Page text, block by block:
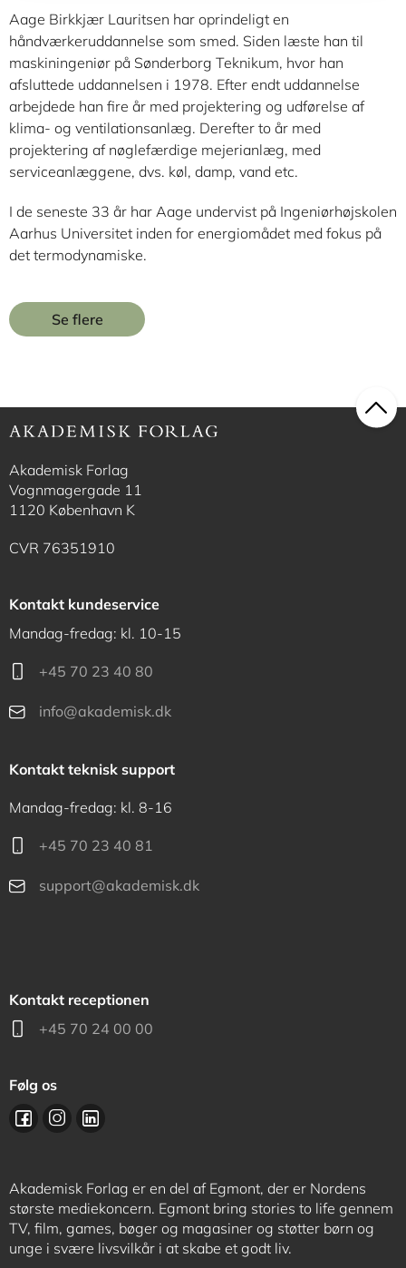
Aage Birkkjær Lauritsen har oprindeligt en
håndværkeruddannelse som smed. Siden læste han til
maskiningeniør på Sønderborg Teknikum, hvor han
afsluttede uddannelsen i 1978. Efter endt uddannelse
arbejdede han fire år med projektering og udførelse af
klima- og ventilationsanlæg. Derefter to år med
projektering af nøglefærdige mejerianlæg, med
serviceanlæggene, dvs. køl, damp, vand etc.
I de seneste 33 år har Aage undervist på Ingeniørhøjskolen
Aarhus Universitet inden for energiomådet med fokus på
det termodynamiske.
Se flere
Akademisk Forlag
Vognmagergade 11
1120 København K
CVR 76351910
Kontakt kundeservice
Mandag-fredag: kl. 10-15
+45 70 23 40 80
info@akademisk.dk
Kontakt teknisk support
Mandag-fredag: kl. 8-16
+45 70 23 40 81
support@akademisk.dk
Kontakt receptionen
+45 70 24 00 00
Følg os
Akademisk Forlag er en del af Egmont, der er Nordens
største mediekoncern. Egmont bring stories to life gennem
TV, film, games, bøger og magasiner og støtter børn og
unge i svære livsvilkår i at skabe et godt liv.